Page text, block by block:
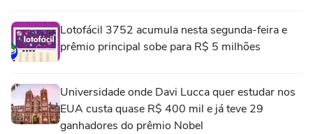
Lotofácil 3752 acumula nesta segunda-feira e
prêmio principal sobe para R$ 5 milhões
Universidade onde Davi Lucca quer estudar nos
EUA custa quase R$ 400 mil e já teve 29
ganhadores do prêmio Nobel